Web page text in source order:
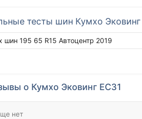
тесты шин Кумхо Эковинг
шин 195 65 R15 Автоцентр 2019
о Кумхо Эковинг ЕС31
нет